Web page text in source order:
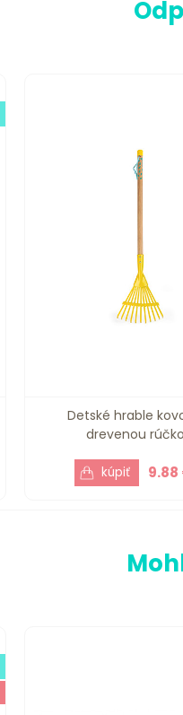
Detské hrable
drevenou
9.88